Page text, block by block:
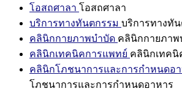
โอสถศาลา โอสถศาลา
บริการทางทันตกรรม บริการทางทั
คลินิกกายภาพบำบัด คลินิกกายภาพ
คลินิกเทคนิคการแพทย์ คลินิกเทคนิ
คลินิกโภชนาการและการกำหนดอ
โภชนาการและการกำหนดอาหาร